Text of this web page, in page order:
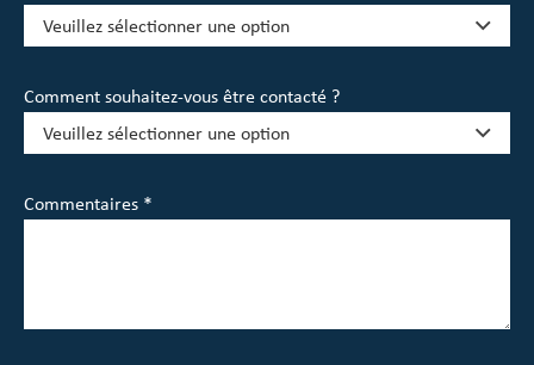
Comment souhaitez-vous être contacté ?
Commentaires *